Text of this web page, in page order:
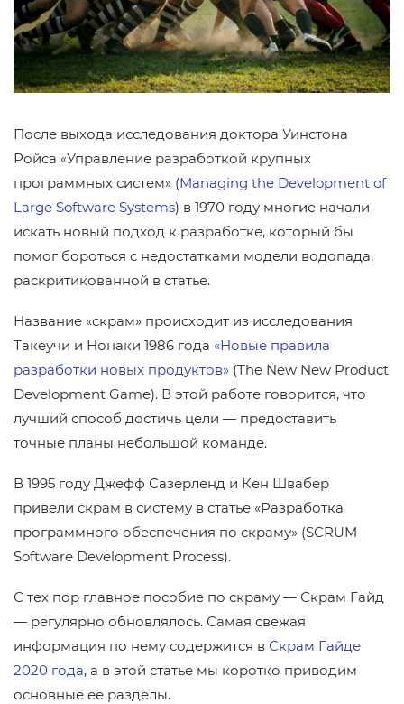
После выхода исследования доктора Уинстона
Ройса «Управление разработкой крупных
программных систем» (Managing the Development of
Large Software Systems) в 1970 году многие начали
искать новый подход к разработке, который бы
помог бороться с недостатками модели водопада,
раскритикованной в статье.
Название «скрам» происходит из исследования
Такеучи и Нонаки 1986 года «Новые правила
разработки новых продуктов» (The New New Product
Development Game). В этой работе говорится, что
лучший способ достичь цели — предоставить
точные планы небольшой команде.
В 1995 году Джефф Сазерленд и Кен Швабер
привели скрам в систему в статье «Разработка
программного обеспечения по скраму» (SCRUM
Software Development Process).
С тех пор главное пособие по скраму — Скрам Гайд
— регулярно обновлялось. Самая свежая
информация по нему содержится в Скрам Гайде
2020 года, а в этой статье мы коротко приводим
основные ее разделы.